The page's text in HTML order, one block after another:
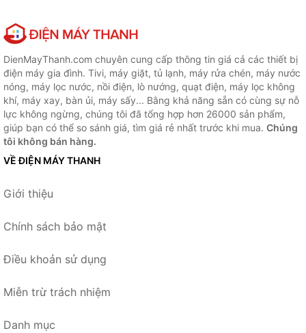
DienMayThanh.com chuyên cung cấp thông tin giá cả các thiết bị
điện máy gia đình. Tivi, máy giặt, tủ lạnh, máy rửa chén, máy nước
nóng, máy lọc nước, nồi điện, lò nướng, quạt điện, máy lọc không
khí, máy xay, bàn ủi, máy sấy... Bằng khả năng sẵn có cùng sự nỗ
lực không ngừng, chúng tôi đã tổng hợp hơn 26000 sản phẩm,
giúp bạn có thể so sánh giá, tìm giá rẻ nhất trước khi mua. Chúng
tôi không bán hàng.
VỀ ĐIỆN MÁY THANH
Giới thiệu
Chính sách bảo mật
Điều khoản sử dụng
Miễn trừ trách nhiệm
Danh mục